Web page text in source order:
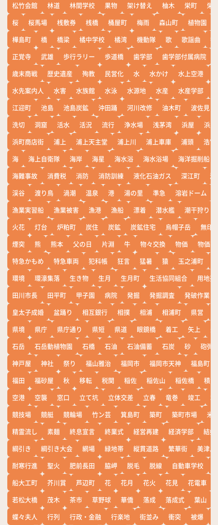
松竹会館
林道 林間学校 果物 架け替え 柚木 栄町
栄
桜
桜馬場 桟敷券 桟橋 桶屋町 梅雨 森山町 植物園
樺島町
橋 橋梁 橘中学校 橘湾 機動隊 歌 歌謡曲
正覚寺
武雄 歩行ラリー 歩道橋 歯学部 歯学部付属病院
歳末商戦
歴史遺産 殉教 民営化 水 水かけ 水上空港
水先案内人
水害 水族館 水泳 水源地 水産 水産学部
江迎町
池島 池島炭鉱 沖田踊 河川改修 油木町
波佐見
洗切
洞窟 活水 活況 流行 浄水場 浅茅湾 浜屋
浜
浜町商店街
浦上 浦上天主堂 浦上川 浦上車庫 浦頭
浩宮
海
海上自衛隊 海岸 海星 海水浴 海水浴場
海洋掘削船
海難事故
消費税 消防 消防訓練 液化石油ガス 深江町
淵
渓谷
渡り鳥 渦潮 温泉 港 湯の里 準急 溶岩ドーム
漁業実習船
漁業被害 漁港 漁船 漂着 潜水艦
潮干狩り
火花
灯台 炉粕町 炭住 炭鉱 炭鉱住宅 烏帽子岳
無印
煙突
熊 熊本 父の日 片淵 牛 物々交換 物価
物価高
特急かもめ
特急車両 犯科帳 狂言 猛暑 猿 玉之浦町
環境
環濠集落 生き物 生月 生月町 生活協同組合
用地売
田川市長
田平町 甲子園 病院 発掘 発掘調査
発破作業
皇太子成婚
盆踊り 相互銀行 相撲 相浦 相浦町 県営
県境
県庁 県庁通り 県短 県道 眼鏡橋 着工 矢上
石岳
石岳動植物園 石橋 石油 石油備蓄 石炭 砂
砲弾
神戸屋
神社 祭り 福山雅治 福岡市 福岡市天神
福島町
福田
福砂屋 秋 移転 税関 稲佐 稲佐山 稲佐橋
積雪
空港
空襲 窓口 立て坑 立体交差 立春 竜巻 竣工
競技場
競艇 競輪場 竹ン芸 箕島町 築町 築町市場
米
精霊流し
素麺 終息宣言 終業式 経営再建 経済学部
結婚
綱引き
綱引き大会 網場 緑地帯 縦貫道路 繁華街
美津島
耐寒行進
聖火 肥前長田 脇岬 脱毛 脱線 自動車学校
船大工町
芥川賞 芦辺町 花 花月 花火 花見 花電車
若松大橋
茂木 茶市 草野球 華僑 落成 落成式 葉山
蝶々夫人
行列 行政・金融 行楽地 街並み 衝突 被爆